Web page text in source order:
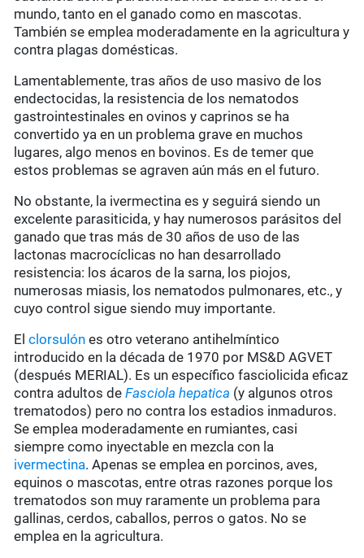
mundo, tanto en el ganado como en mascotas.
También se emplea moderadamente en la agricultura y
contra plagas domésticas.
Lamentablemente, tras años de uso masivo de los
endectocidas, la resistencia de los nematodos
gastrointestinales en ovinos y caprinos se ha
convertido ya en un problema grave en muchos
lugares, algo menos en bovinos. Es de temer que
estos problemas se agraven aún más en el futuro.
No obstante, la ivermectina es y seguirá siendo un
excelente parasiticida, y hay numerosos parásitos del
ganado que tras más de 30 años de uso de las
lactonas macrocíclicas no han desarrollado
resistencia: los ácaros de la sarna, los piojos,
numerosas miasis, los nematodos pulmonares, etc., y
cuyo control sigue siendo muy importante.
Elclorsulón es otro veterano antihelmíntico
introducido en la década de 1970 por MS&D AGVET
(después MERIAL). Es un específico fasciolicida eficaz
contra adultos deFasciola hepatica (y algunos otros
trematodos) pero no contra los estadios inmaduros.
Se emplea moderadamente en rumiantes, casi
siempre como inyectable en mezcla con la
ivermectina. Apenas se emplea en porcinos, aves,
equinos o mascotas, entre otras razones porque los
trematodos son muy raramente un problema para
gallinas, cerdos, caballos, perros o gatos. No se
emplea en la agricultura.